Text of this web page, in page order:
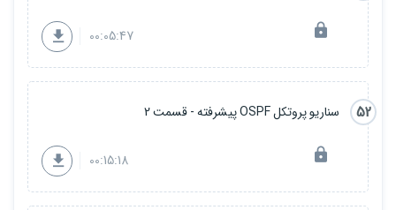
00:05:47
52 سناریو پروتکل OSPF پیشرفته - قسمت 2
00:15:18